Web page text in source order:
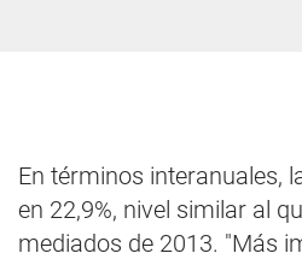
En términos interanuales,
en 22,9%, nivel similar al
mediados de 2013. "Más